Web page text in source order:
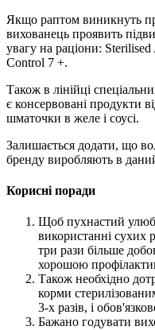
Якщо раптом виникнуть
вихованець проявить
увагу на раціони:
Control 7 +.
Також в лінійці
є консервовані продукти
шматочки в желе і соусі.
Залишається додати, що
бренду виробляють в
Корисні поради
Щоб пухнастий
використанні сухих
три рази більше
хорошою
Також необхідно
корми
3-х разів, і
Бажано годувати